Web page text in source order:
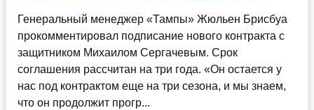
Генеральный менеджер «Тампы» Жюльен Брисбуа
прокомментировал подписание нового контракта с
защитником Михаилом Сергачевым. Срок
соглашения рассчитан на три года. «Он остается у
нас под контрактом еще на три сезона, и мы знаем,
что он продолжит прогр...